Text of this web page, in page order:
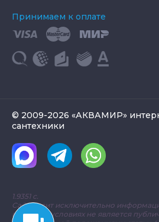
Принимаем к оплате
© 2009-2026 «АКВАМИР»
сантехники
1.9351 с.
Сайт носит исключительно
при каких условиях не является